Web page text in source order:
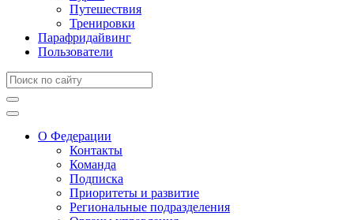
Путешествия
Тренировки
Парафридайвинг
Пользователи
О Федерации
Контакты
Команда
Подписка
Приоритеты и развитие
Региональные подразделения